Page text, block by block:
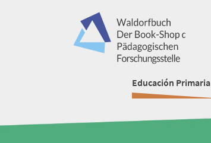
Educación Primaria